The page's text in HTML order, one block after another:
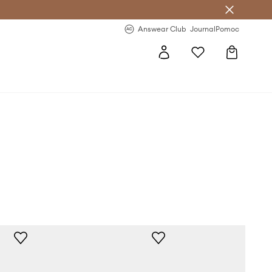
Answear Club JournalPomoc